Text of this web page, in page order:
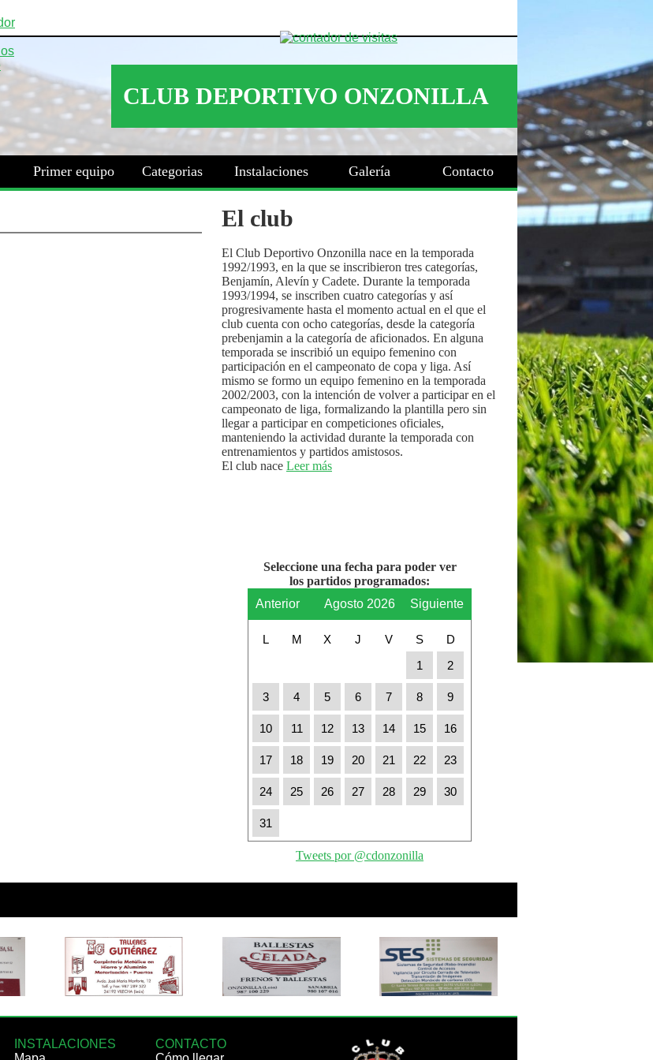
Primer equipo Categorias Instalaciones Galería Contacto
El club
El Club Deportivo Onzonilla nace en la temporada
1992/1993, en la que se inscribieron tres categorías,
Benjamín, Alevín y Cadete. Durante la temporada
1993/1994, se inscriben cuatro categorías y así
progresivamente hasta el momento actual en el que el
club cuenta con ocho categorías, desde la categoría
prebenjamin a la categoría de aficionados. En alguna
temporada se inscribió un equipo femenino con
participación en el campeonato de copa y liga. Así
mismo se formo un equipo femenino en la temporada
2002/2003, con la intención de volver a participar en el
campeonato de liga, formalizando la plantilla pero sin
llegar a participar en competiciones oficiales,
manteniendo la actividad durante la temporada con
entrenamientos y partidos amistosos.
El club nace Leer más
Seleccione una fecha para poder ver
los partidos programados:
Anterior
Agosto 2026 Siguiente
L M X J V S
D
1
2
3 4 5 6 7 8 9
10 11 12 13 14 15 16
17 18 19 20 21 22 23
24 25 26 27 28 29 30
31
Tweets por @cdonzonilla
INSTALACIONES
CONTACTO